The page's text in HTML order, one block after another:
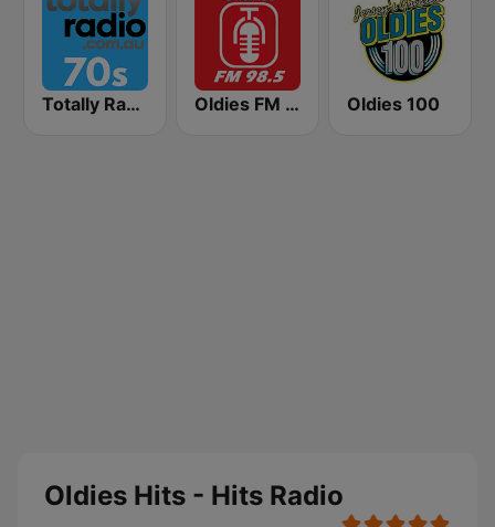
Totally Radio 70s Oldies FM 98.5 Stereo Oldies 100
Oldies Hits - Hits Radio